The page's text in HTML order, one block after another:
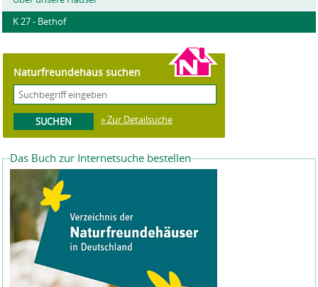
K 27 - Bethof
Naturfreundehaus suchen
» Zur Detailsuche
Das Buch zur Internetsuche bestellen